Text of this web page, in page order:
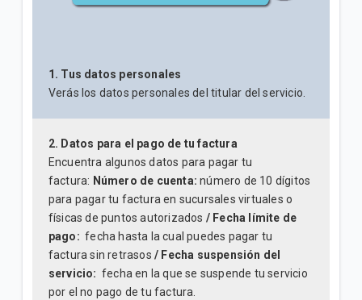
1. Tus datos personales
Verás los datos personales del titular del servicio.
2. Datos para el pago de tu factura
Encuentra algunos datos para pagar tu
factura: Número de cuenta: número de 10 dígitos
para pagar tu factura en sucursales virtuales o
físicas de puntos autorizados / Fecha límite de
pago: fecha hasta la cual puedes pagar tu
factura sin retrasos / Fecha suspensión del
servicio: fecha en la que se suspende tu servicio
por el no pago de tu factura.